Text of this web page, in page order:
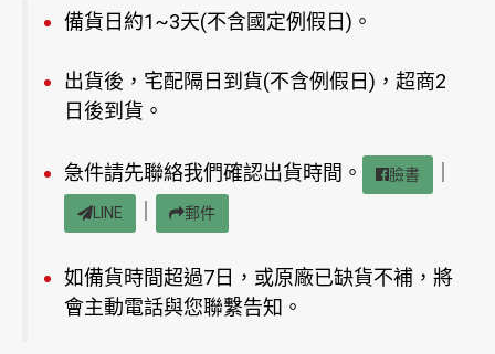
備貨日約1~3天(不含國定例假日)。
出貨後，宅配隔日到貨(不含例假日)，超商2
日後到貨。
急件請先聯絡我們確認出貨時間。 臉書
LINE 郵件
如備貨時間超過7日，或原廠已缺貨不補，將
會主動電話與您聯繫告知。